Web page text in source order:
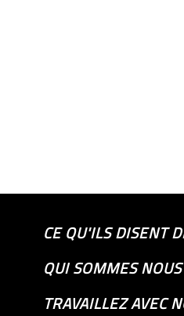
CE QU'ILS DISENT
QUI SOMMES NOUS
TRAVAILLEZ AVEC